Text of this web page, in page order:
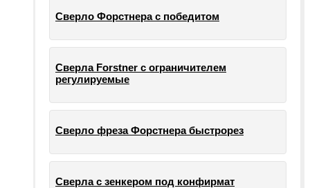
Сверло Форстнера с победитом
Сверла Forstner с ограничителем
регулируемые
Сверло фреза Форстнера быстрорез
Сверла с зенкером под конфирмат